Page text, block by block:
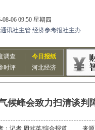
候峰会致力扫清谈判
记者 周武英/综合报道 来源